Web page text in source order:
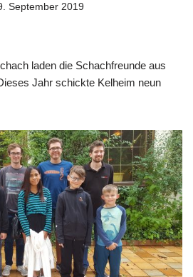
September 2019
laden die Schachfreunde aus
Jahr schickte Kelheim neun